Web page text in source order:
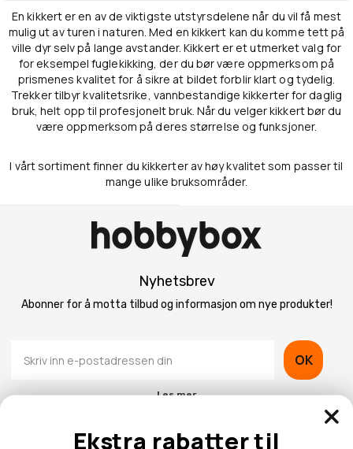
En kikkert er en av de viktigste utstyrsdelene når du vil få mest
mulig ut av turen i naturen. Med en kikkert kan du komme tett på
ville dyr selv på lange avstander. Kikkert er et utmerket valg for
for eksempel fuglekikking, der du bør være oppmerksom på
prismenes kvalitet for å sikre at bildet forblir klart og tydelig.
Trekker tilbyr kvalitetsrike, vannbestandige kikkerter for daglig
bruk, helt opp til profesjonelt bruk. Når du velger kikkert bør du
være oppmerksom på deres størrelse og funksjoner.
I vårt sortiment finner du kikkerter av høy kvalitet som passer til
mange ulike bruksområder.
Nyhetsbrev
Abonner for å motta tilbud og informasjon om nye produkter!
OK
Les mer
Ekstra rabatter til